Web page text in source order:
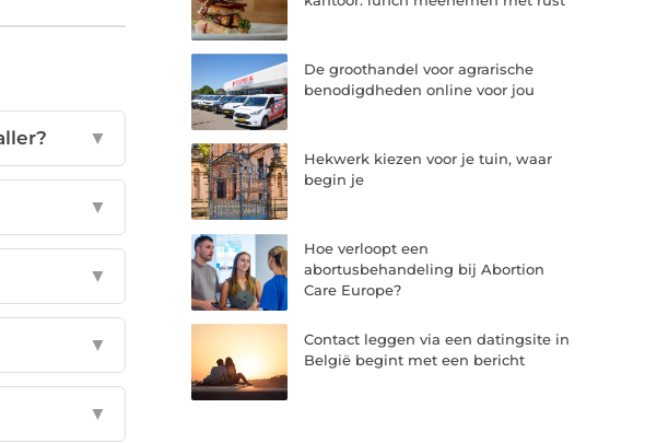
▼
▼
▼
▼
▼
De groothandel voor agrarische
benodigdheden online voor jou
Hekwerk kiezen voor je tuin, waar
begin je
Hoe verloopt een
abortusbehandeling bij Abortion
Care Europe?
Contact leggen via een datingsite in
België begint met een bericht